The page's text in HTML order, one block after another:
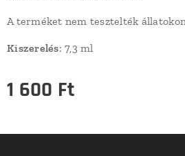
A terméket nem tesztelték
Kiszerelés: 7,3 ml
1 600 Ft